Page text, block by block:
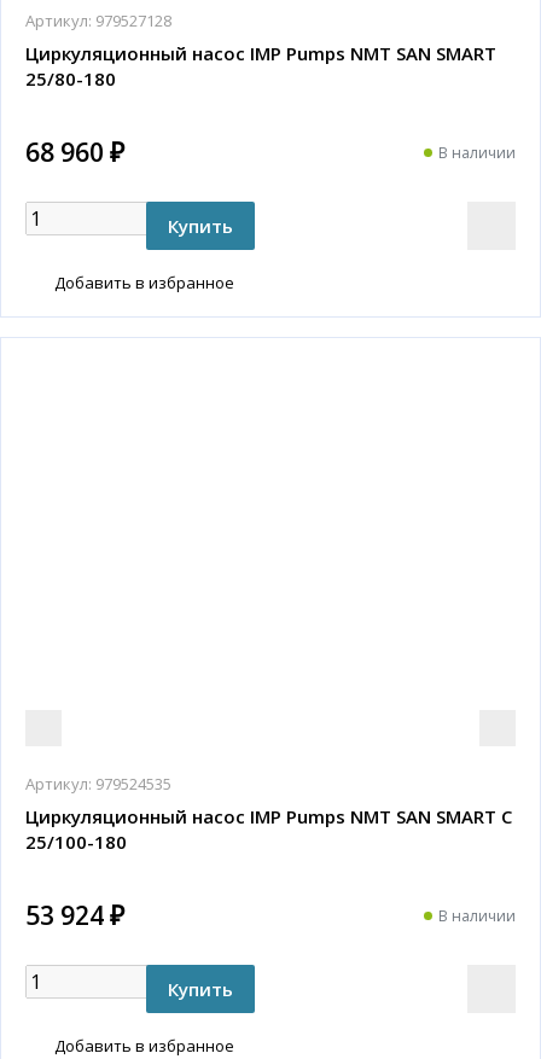
Артикул: 979527128
Циркуляционный насос IMP Pumps NMT SAN SMART
25/80-180
68 960 ₽ В наличии
Добавить в избранное
Артикул: 979524535
Циркуляционный насос IMP Pumps NMT SAN SMART C
25/100-180
53 924 ₽ В наличии
Добавить в избранное